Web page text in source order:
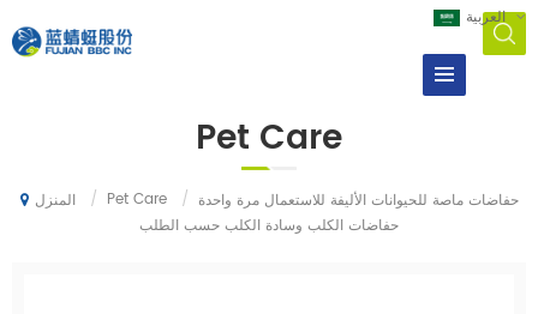
العربية
Pet Care
المنزل / Pet Care / حفاضات ماصة للحيوانات الأليفة للاستعمال مرة واحدة
حفاضات الكلب وسادة الكلب حسب الطلب